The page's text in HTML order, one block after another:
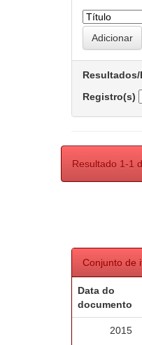
Resultados/
Registro(s)
Resultado 1-1
Conjunto de
Data do
documento
2015